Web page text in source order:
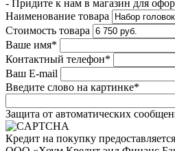
- Придите к нам в магазин для
Наименование товара
Стоимость товара
Ваше имя*
Контактный телефон*
Ваш E-mail
Введите слово на картинке*
Защита от автоматических
Кредит на покупку